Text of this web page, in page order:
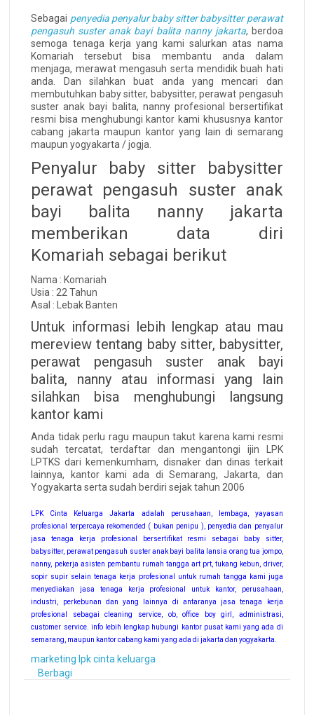
Sebagai penyedia penyalur baby sitter babysitter perawat
pengasuh suster anak bayi balita nanny jakarta, berdoa
semoga tenaga kerja yang kami salurkan atas nama
Komariah tersebut bisa membantu anda dalam
menjaga, merawat mengasuh serta mendidik buah hati
anda. Dan silahkan buat anda yang mencari dan
membutuhkan baby sitter, babysitter, perawat pengasuh
suster anak bayi balita, nanny profesional bersertifikat
resmi bisa menghubungi kantor kami khususnya kantor
cabang jakarta maupun kantor yang lain di semarang
maupun yogyakarta / jogja.
Penyalur baby sitter babysitter
perawat pengasuh suster anak
bayi balita nanny jakarta
memberikan data diri
Komariah sebagai berikut
Nama : Komariah
Usia : 22 Tahun
Asal : Lebak Banten
Untuk informasi lebih lengkap atau mau
mereview tentang baby sitter, babysitter,
perawat pengasuh suster anak bayi
balita, nanny atau informasi yang lain
silahkan bisa menghubungi langsung
kantor kami
Anda tidak perlu ragu maupun takut karena kami resmi
sudah tercatat, terdaftar dan mengantongi ijin LPK
LPTKS dari kemenkumham, disnaker dan dinas terkait
lainnya, kantor kami ada di Semarang, Jakarta, dan
Yogyakarta serta sudah berdiri sejak tahun 2006
LPK Cinta Keluarga Jakarta adalah perusahaan, lembaga, yayasan
profesional terpercaya rekomended ( bukan penipu ), penyedia dan penyalur
jasa tenaga kerja profesional bersertifikat resmi sebagai baby sitter,
babysitter, perawat pengasuh suster anak bayi balita lansia orang tua jompo,
nanny, pekerja asisten pembantu rumah tangga art prt, tukang kebun, driver,
sopir supir selain tenaga kerja profesional untuk rumah tangga kami juga
menyediakan jasa tenaga kerja profesional untuk kantor, perusahaan,
industri, perkebunan dan yang lainnya di antaranya jasa tenaga kerja
profesional sebagai cleaning service, ob, office boy girl, administrasi,
customer service. info lebih lengkap hubungi kantor pusat kami yang ada di
semarang, maupun kantor cabang kami yang ada di jakarta dan yogyakarta.
marketing lpk cinta keluarga
Berbagi